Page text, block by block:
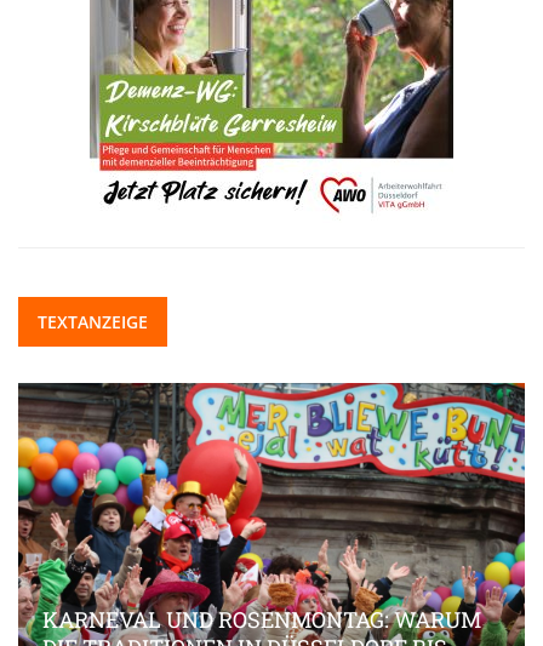
TEXTANZEIGE
KARNEVAL UND ROSENMONTAG: WARUM